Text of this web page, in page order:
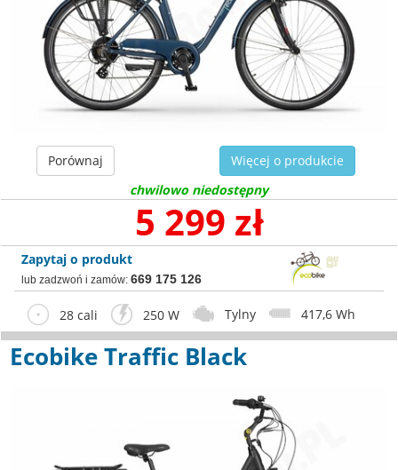
Porównaj
Więcej o produkcie
chwilowo niedostępny
5 299 zł
Zapytaj o produkt
lub zadzwoń i zamów: 669 175 126
28 cali 250 W Tylny 417,6 Wh
Ecobike Traffic Black